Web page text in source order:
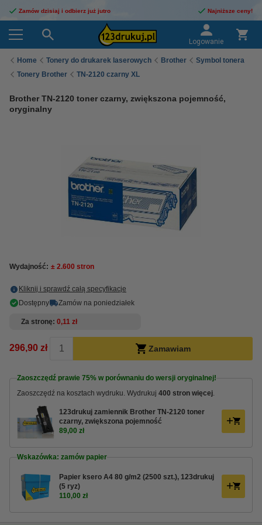
Zamów dzisiaj i odbierz już jutro Najniższe ceny!
Logowanie
Home Tonery do drukarek laserowych Brother
Symbol tonera
Tonery Brother
TN-2120 czarny XL
Brother TN-2120 toner czarny, zwiększona pojemność,
oryginalny
Wydajność: ± 2.600 stron
Kliknij i sprawdź całą specyfikacje
Dostępny
Zamów na poniedziałek
Za stronę 0,11 zł
296,90 zł Zamawiam
Zaoszczędź prawie 75% w porównaniu do wersji oryginalnej!
Zaoszczędź na kosztach wydruku. Wydrukuj 400 stron więcej.
123drukuj zamiennik Brother TN-2120 toner
czarny, zwiększona pojemność
89,00 zł
Wskazówka: zamów papier
Papier ksero A4 80 g/m2 (2500 szt.), 123drukuj
(5 ryz)
110,00 zł